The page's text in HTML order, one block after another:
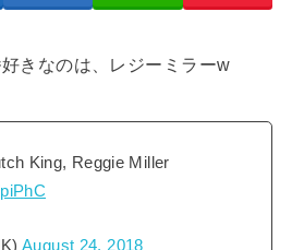
きなのは、レジーミラーw
King, Reggie Miller
August 24, 2018